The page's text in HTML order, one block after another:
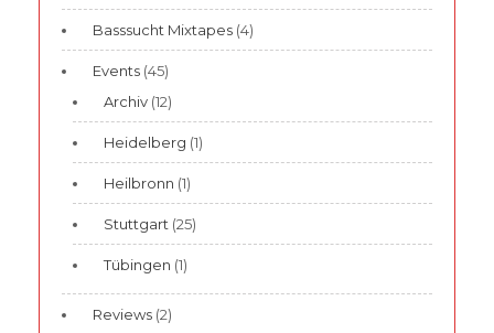
Basssucht Mixtapes (4)
Events (45)
Archiv (12)
Heidelberg (1)
Heilbronn (1)
Stuttgart (25)
Tübingen (1)
Reviews (2)